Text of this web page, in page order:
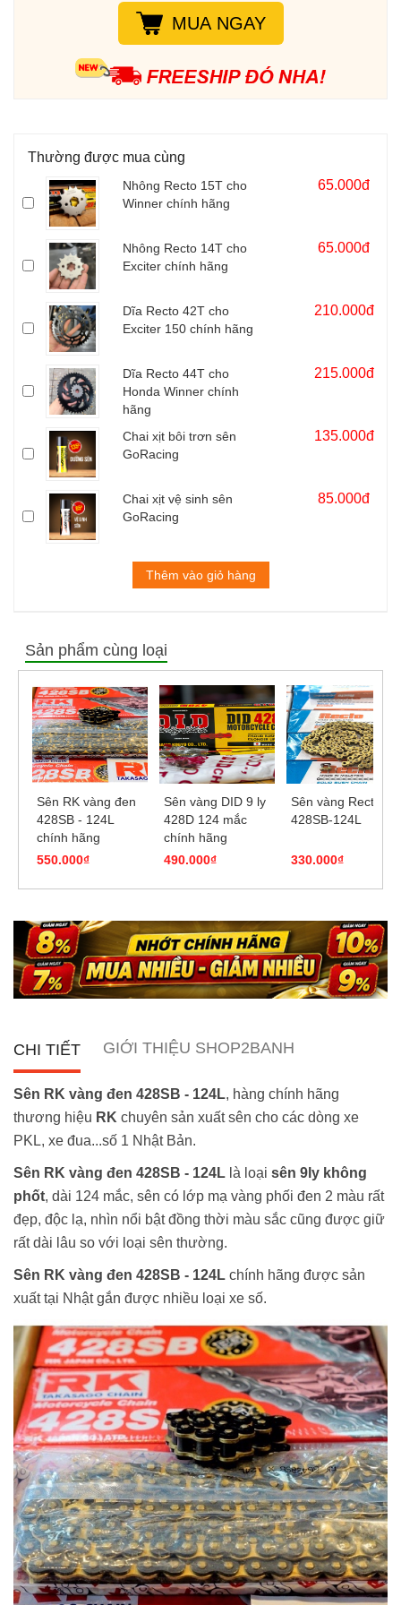
Nhật gắn được nhiều loại xe số.MUA NGAY
Thường được mua cùng
Nhông Recto 15T cho
Winner chính hãng
65.000đ
Nhông Recto 14T cho
Exciter chính hãng
65.000đ
Dĩa Recto 42T cho
Exciter 150 chính hãng
210.000đ
Dĩa Recto 44T cho
Honda Winner chính
hãng
215.000đ
Chai xịt bôi trơn sên
GoRacing
135.000đ
Chai xịt vệ sinh sên
GoRacing
85.000đ
Thêm vào giỏ hàng
Sản phẩm cùng loại
Sên RK vàng đen
428SB - 124L
chính hãng
550.000₫
Sên vàng DID 9 ly
428D 124 mắc
chính hãng
490.000₫
Sên vàng Recto
428SB-124L
330.000₫
CHI TIẾT GIỚI THIỆU SHOP2BANH
Sên RK vàng đen 428SB - 124L, hàng chính hãng
thương hiệu RK chuyên sản xuất sên cho các dòng xe
PKL, xe đua...số 1 Nhật Bản.
Sên RK vàng đen 428SB - 124L là loại sên 9ly không
phốt, dài 124 mắc, sên có lớp mạ vàng phối đen 2 màu rất
đẹp, độc lạ, nhìn nổi bật đồng thời màu sắc cũng được giữ
rất dài lâu so với loại sên thường.
Sên RK vàng đen 428SB - 124L chính hãng được sản
xuất tại Nhật gắn được nhiều loại xe số.